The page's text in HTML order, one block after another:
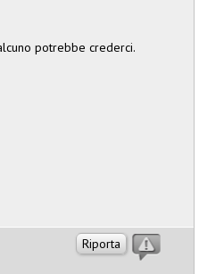
potrebbe crederci.
Riporta